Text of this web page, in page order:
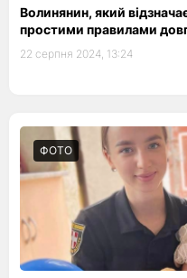
Волинянин, який
простими правилами
22 серпня 2024, 13:24
ФОТО